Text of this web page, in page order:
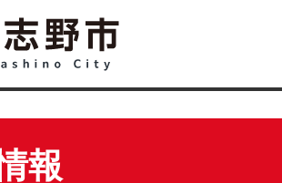
報